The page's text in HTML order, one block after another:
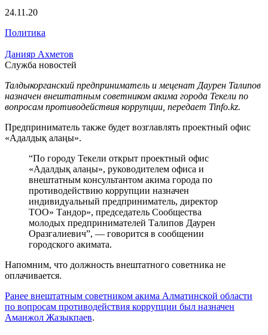
24.11.20
Политика
Данияр Ахметов
Служба новостей
Талдыкорганский предприниматель и меценат Даурен Талипов
назначен внештатным советником акима города Текели по
вопросам противодействия коррупции, передает Tinfo.kz.
Предприниматель также будет возглавлять проектный офис
«Адалдық алаңы».
“По городу Текели открыт проектный офис
«Адалдық алаңы», руководителем офиса и
внештатным консультантом акима города по
противодействию коррупции назначен
индивидуальный предприниматель, директор
ТОО» Тандор», председатель Сообщества
молодых предпринимателей Талипов Даурен
Оразгалиевич”, — говорится в сообщении
городского акимата.
Напомним, что должность внештатного советника не
оплачивается.
Ранее внештатным советником акима Алматинской области
по вопросам противодействия коррупции был назначен
Аманжол Жазыкпаев.